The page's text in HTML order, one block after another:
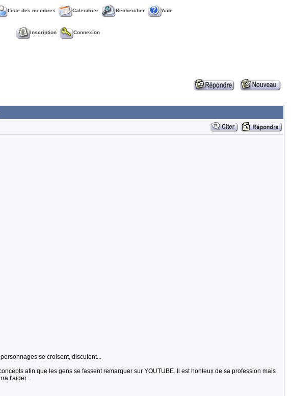
Liste des membres Calendrier Rechercher Aide
Inscription Connexion
se croisent, discutent...
afin que les gens se fassent remarquer sur YOUTUBE. Il est honteux de sa profession mais
l'aider...